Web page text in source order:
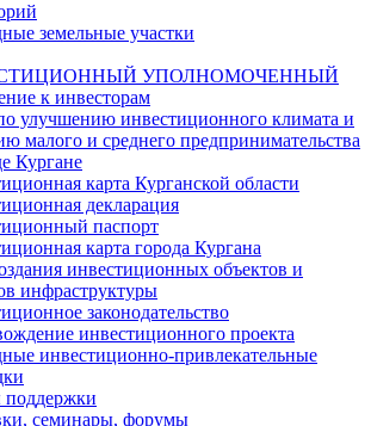
земельные участки
УПОЛНОМОЧЕННЫЙ
к инвесторам
улучшению инвестиционного климата и
малого и среднего предпринимательства
Кургане
карта Курганской области
декларация
паспорт
карта города Кургана
инвестиционных объектов и
инфраструктуры
законодательство
инвестиционного проекта
инвестиционно-привлекательные
семинары, форумы